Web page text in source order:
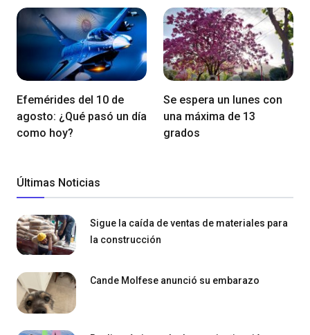
Efemérides del 10 de
agosto: ¿Qué pasó un día
como hoy?
Se espera un lunes con
una máxima de 13
grados
Últimas Noticias
Sigue la caída de ventas de materiales para
la construcción
Cande Molfese anunció su embarazo